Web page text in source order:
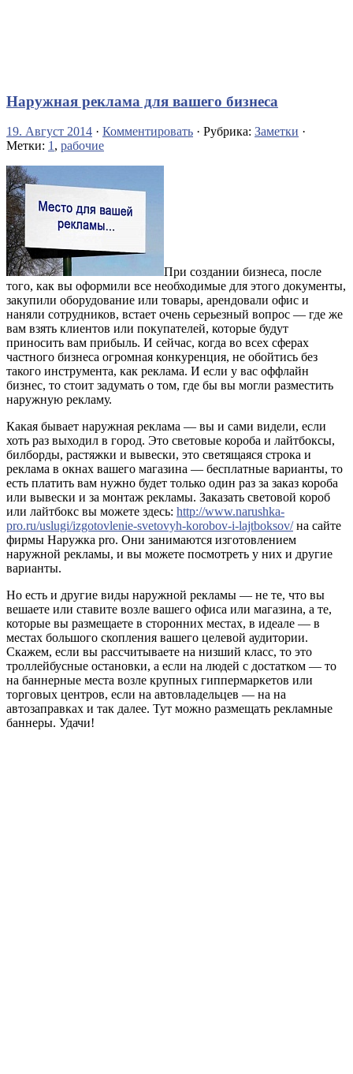
Наружная реклама для вашего бизнеса
19. Август 2014 · Комментировать · Рубрика: Заметки ·
Метки: 1, рабочие
При создании бизнеса, после
того, как вы оформили все необходимые для этого документы,
закупили оборудование или товары, арендовали офис и
наняли сотрудников, встает очень серьезный вопрос — где же
вам взять клиентов или покупателей, которые будут
приносить вам прибыль. И сейчас, когда во всех сферах
частного бизнеса огромная конкуренция, не обойтись без
такого инструмента, как реклама. И если у вас оффлайн
бизнес, то стоит задумать о том, где бы вы могли разместить
наружную рекламу.
Какая бывает наружная реклама — вы и сами видели, если
хоть раз выходил в город. Это световые короба и лайтбоксы,
билборды, растяжки и вывески, это светящаяся строка и
реклама в окнах вашего магазина — бесплатные варианты, то
есть платить вам нужно будет только один раз за заказ короба
или вывески и за монтаж рекламы. Заказать световой короб
или лайтбокс вы можете здесь: http://www.narushka-
pro.ru/uslugi/izgotovlenie-svetovyh-korobov-i-lajtboksov/на сайте
фирмы Наружка pro. Они занимаются изготовлением
наружной рекламы, и вы можете посмотреть у них и другие
варианты.
Но есть и другие виды наружной рекламы — не те, что вы
вешаете или ставите возле вашего офиса или магазина, а те,
которые вы размещаете в сторонних местах, в идеале — в
местах большого скопления вашего целевой аудитории.
Скажем, если вы рассчитываете на низший класс, то это
троллейбусные остановки, а если на людей с достатком — то
на баннерные места возле крупных гиппермаркетов или
торговых центров, если на автовладельцев — на на
автозаправках и так далее. Тут можно размещать рекламные
баннеры. Удачи!